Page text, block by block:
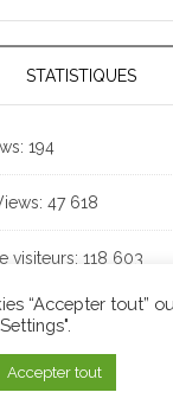
STATISTIQUES
194
47 618
visiteurs: 118 603
Lagrange de
- Mentions
“Accepter tout”
Accepter tout